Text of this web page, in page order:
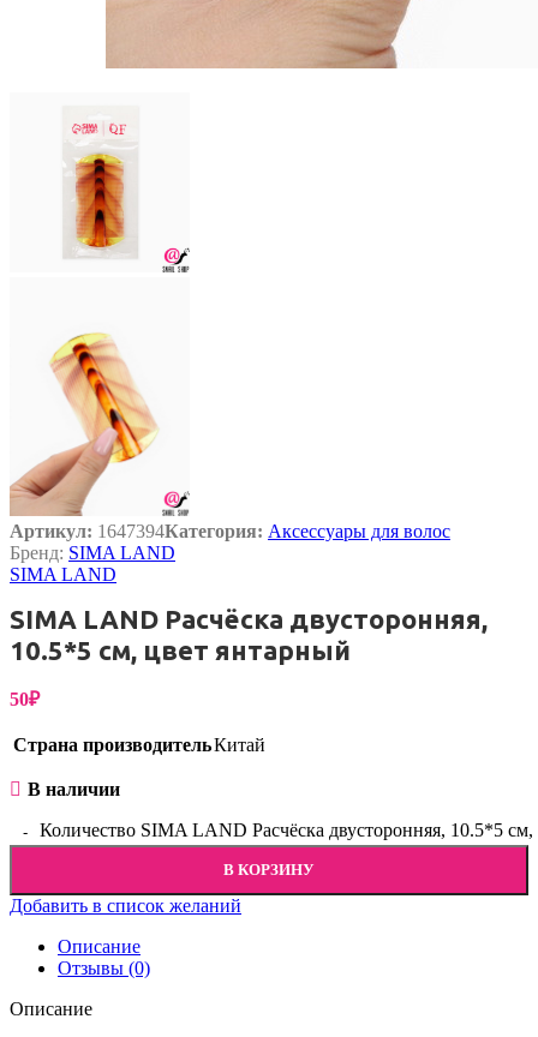
Артикул: 1647394Категория: Аксессуары для волос
Бренд: SIMA LAND
SIMA LAND
SIMA LAND Расчёска двусторонняя,
10.5*5 см, цвет янтарный
50₽
Страна производительКитай
В наличии
Количество SIMA LAND Расчёска двусторонняя, 10.5*5
В КОРЗИНУ
Добавить в список желаний
Описание
Отзывы (0)
Описание